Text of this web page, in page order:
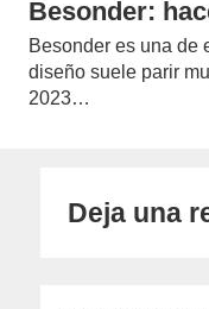
Besonder:
Besonder es una de
diseño suele parir
2023…
Deja una